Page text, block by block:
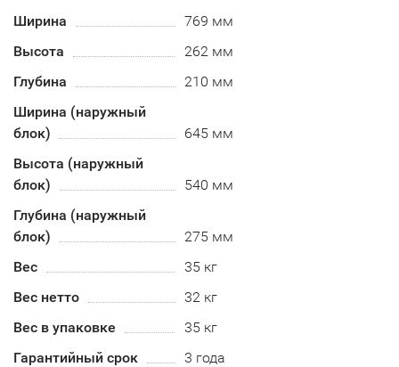
Ширина
769 мм
Высота
262 мм
Глубина
210 мм
Ширина (наружный
блок)
645 мм
Высота (наружный
блок)
540 мм
Глубина (наружный
блок)
275 мм
Вес
35 кг
Вес нетто
32 кг
Вес в упаковке
35 кг
Гарантийный срок
3 года